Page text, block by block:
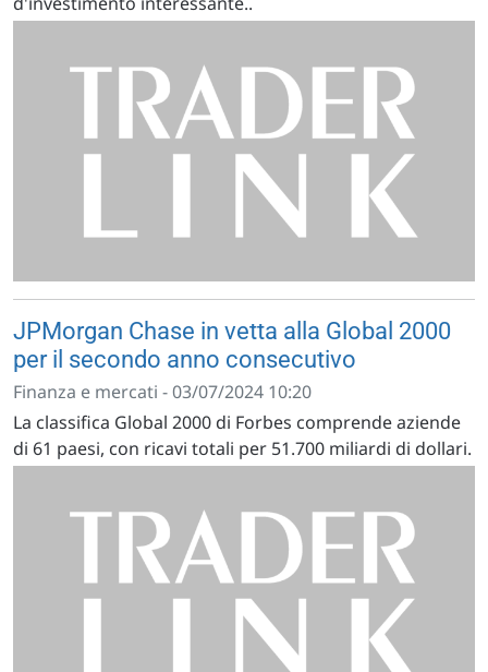
JPMorgan Chase in vetta alla Global 2000
per il secondo anno consecutivo
Finanza e mercati - 03/07/2024 10:20
La classifica Global 2000 di Forbes comprende aziende
di 61 paesi, con ricavi totali per 51.700 miliardi di dollari.